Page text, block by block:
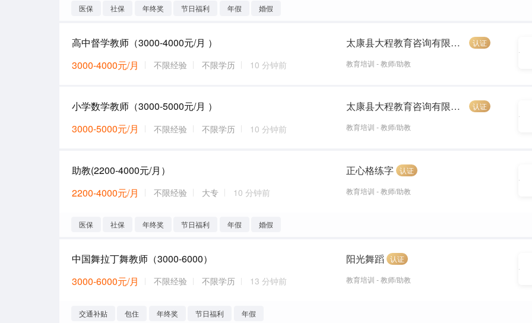
医保 社保 年终奖 节日福利 年假 婚假
高中督学教师（3000-4000元/月 ）
3000-4000元/月
不限经验 不限学历 10 分钟前
太康县大程教育咨询有限公司 认证
教育培训 - 教师/助教
小学数学教师（3000-5000元/月 ）
3000-5000元/月
不限经验 不限学历 10 分钟前
太康县大程教育咨询有限公司 认证
教育培训 - 教师/助教
助教(2200-4000元/月）
2200-4000元/月
不限经验 大专 10 分钟前
正心格练字 认证
教育培训 - 教师/助教
医保 社保 年终奖 节日福利 年假 婚假
中国舞拉丁舞教师（3000-6000）
3000-6000元/月
不限经验 不限学历 13 分钟前
阳光舞蹈 认证
教育培训 - 教师/助教
交通补贴 包住 年终奖 节日福利 年假